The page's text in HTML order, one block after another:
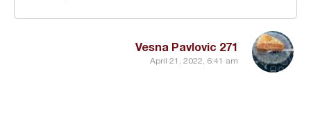
Vesna Pavlovic 271
April 21, 2022, 6:41 am